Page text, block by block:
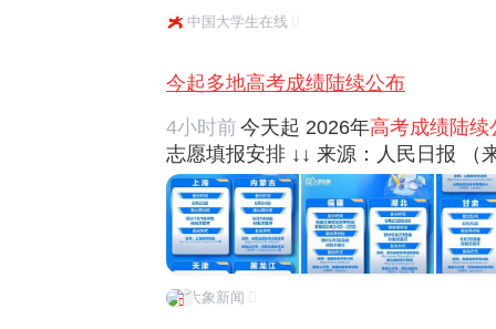
布考生 高考成绩
中国大学生在线
今起多地高考成绩陆续公布
4小时前 今天起 2026年高考成绩陆
志愿填报安排 ↓↓ 来源：人民日报 （
大象新闻